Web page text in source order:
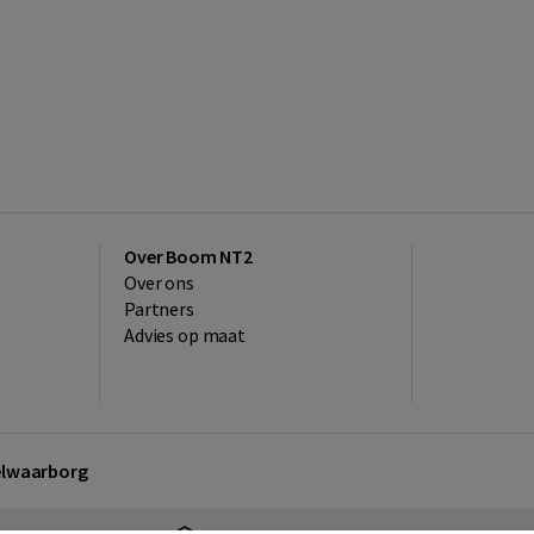
Over Boom NT2
Over ons
Partners
Advies op maat